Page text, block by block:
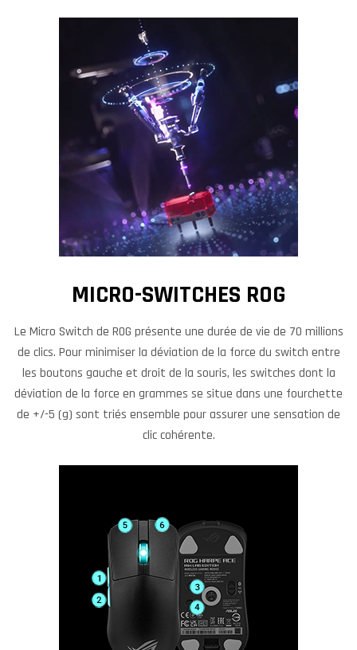
MICRO-SWITCHES ROG
Le Micro Switch de ROG présente une durée de vie de 70 millions
de clics. Pour minimiser la déviation de la force du switch entre
les boutons gauche et droit de la souris, les switches dont la
déviation de la force en grammes se situe dans une fourchette
de +/-5 (g) sont triés ensemble pour assurer une sensation de
clic cohérente.